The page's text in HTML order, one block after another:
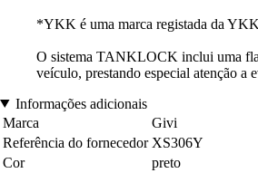
*YKK é uma marca registada da YKK
O sistema TANKLOCK inclui uma
veículo, prestando especial atenção a
Informações adicionais
Marca
Givi
Referência do fornecedor XS306Y
Cor
preto